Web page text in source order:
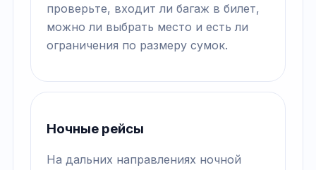
проверьте, входит ли багаж в билет,
можно ли выбрать место и есть ли
ограничения по размеру сумок.
Ночные рейсы
На дальних направлениях ночной